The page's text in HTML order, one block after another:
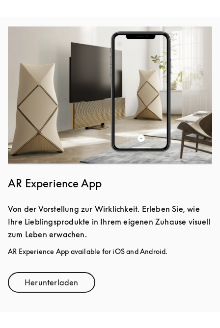
AR Experience App
Von der Vorstellung zur Wirklichkeit. Erleben Sie, wie
Ihre Lieblingsprodukte in Ihrem eigenen Zuhause visuell
zum Leben erwachen.
AR Experience App available for iOS and Android.
HerunterladenLink Opens in New Tab